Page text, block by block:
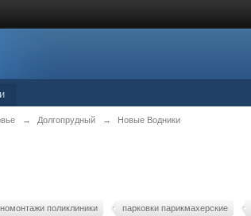
→ Долгопрудный → Новые Водники
поликлиники парковки парикмахерские